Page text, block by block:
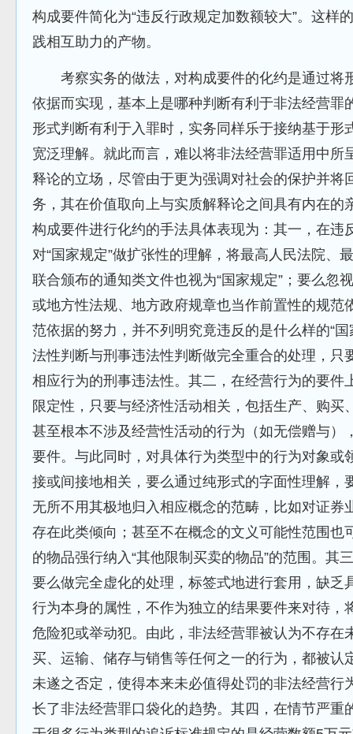
构成要件简化为“违反行政规定加数额较大”。这样
践相互助力的产物。
考察实务的做法，对构成要件的化约是通过将
依据而实现，基本上是哪种判断有利于非法经营罪
形式判断有利于入罪时，实务同样乐于接纳基于形
宽泛理解。就此而言，难以将非法经营罪适用中所
释论的立场，尽管由于更为强调对社会的保护并将
务，其在价值取向上与实质解释论之间具有内在的
构成要件进行化约的手法具体表现为：其一，在违
对“国家规定”做扩张性的理解，将最高人民法院、
联合颁布的通知类文件也视为“国家规定”；要么忽
或地方性法规、地方政府规章也当作前置性的规范
范依据的努力，并不列明究竟违反的是什么样的“
法性判断与刑事违法性判断做完全重合的处理，只
相应行为的刑事违法性。其二，在经营行为的要件
限定性，只要与经济性活动相关，包括生产、购买
甚至根本不涉及经营性活动的行为（如无偿赠与）
要件。与此同时，对具体行为类型中的行为对象或
接或间接地相关，要么通过纯形式的字面性理解，
无所不用其极地归入相应概念的范畴，比如对证券
存在此类倾向；甚至不在概念的文义可能性范围也
的物品强行纳入“其他限制买卖的物品”的范围。其
要么做完全虚化的处理，标签式地进行套用，缺乏
行为本身的属性，不作为独立的结果要件来对待，
危险犯或举动犯。由此，非法经营罪被认为不存在
买、运输、储存与销售等任何之一的行为，都被认
未遂之否定，使得本来未必值得处罚的非法经营行
长了非法经营罪口袋化的趋势。其四，在情节严重